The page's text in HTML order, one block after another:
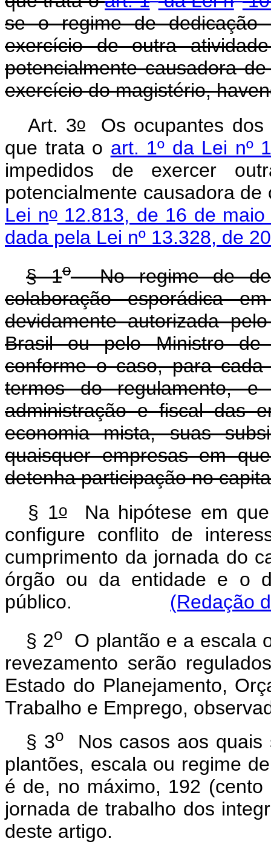
se o regime de dedicação
exercício de outra
potencialmente causadora
exercício do magistério,
Art. 3oOs ocupantes dos
que trata o art. 1º da Lei nº
impedidos de exercer
potencialmente causadora
Lei no12.813, de 16 de maio
dada pela Lei nº 13.328, de
§ 1oNo regime de
colaboração esporádica
devidamente autorizada
Brasil ou pelo Ministro de
conforme o caso, para
termos do regulamento,
administração e fiscal das
economia mista, suas
quaisquer empresas em
detenha participação no
§ 1oNa hipótese em que
configure conflito de
cumprimento da jornada do
órgão ou da entidade e o
público. (Redação
§ 2o
O plantão e a escala
revezamento serão
Estado do Planejamento,
Trabalho e Emprego,
§ 3oNos casos aos quais
plantões, escala ou regime
é de, no máximo, 192
jornada de trabalho dos
deste artigo.